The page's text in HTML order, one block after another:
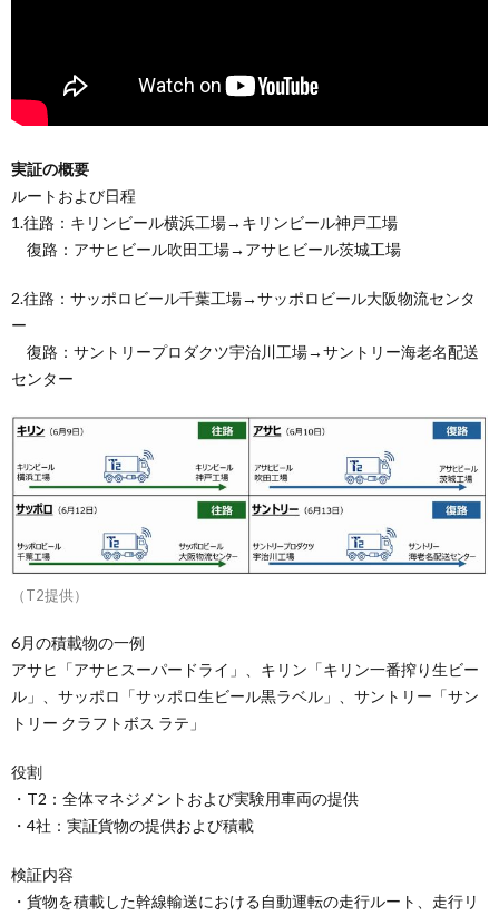
実証の概要
ルートおよび日程
1.往路：キリンビール横浜工場→キリンビール神戸工場
復路：アサヒビール吹田工場→アサヒビール茨城工場
2.往路：サッポロビール千葉工場→サッポロビール大阪物流センタ
ー
復路：サントリープロダクツ宇治川工場→サントリー海老名配送
センター
（T2提供）
6月の積載物の一例
アサヒ「アサヒスーパードライ」、キリン「キリン一番搾り生ビー
ル」、サッポロ「サッポロ生ビール黒ラベル」、サントリー「サン
トリー クラフトボス ラテ」
役割
・T2：全体マネジメントおよび実験用車両の提供
・4社：実証貨物の提供および積載
検証内容
・貨物を積載した幹線輸送における自動運転の走行ルート、走行リ